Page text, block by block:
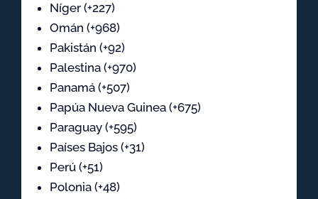
Níger (+227)
Omán (+968)
Pakistán (+92)
Palestina (+970)
Panamá (+507)
Papúa Nueva Guinea (+675)
Paraguay (+595)
Países Bajos (+31)
Perú (+51)
Polonia (+48)